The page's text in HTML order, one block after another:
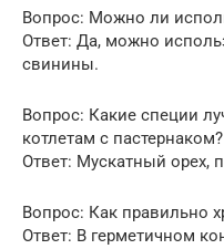
Вопрос: Можно ли
Ответ: Да, можно
свинины.
Вопрос: Какие специи
котлетам с пастернаком?
Ответ: Мускатный орех,
Вопрос: Как правильно
Ответ: В герметичном